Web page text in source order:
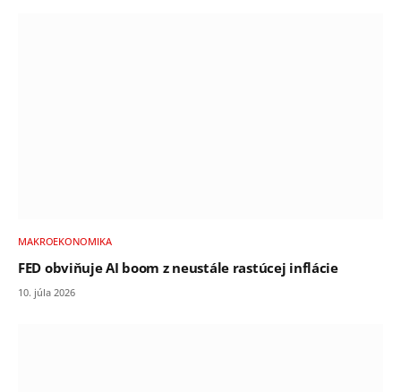
MAKROEKONOMIKA
FED obviňuje AI boom z neustále rastúcej inflácie
10. júla 2026